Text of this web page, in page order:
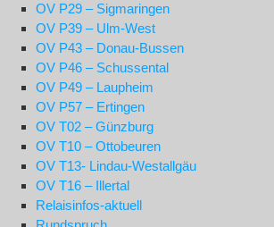
OV P29 – Sigmaringen
OV P39 – Ulm-West
OV P43 – Donau-Bussen
OV P46 – Schussental
OV P49 – Laupheim
OV P57 – Ertingen
OV T02 – Günzburg
OV T10 – Ottobeuren
OV T13- Lindau-Westallgäu
OV T16 – Illertal
Relaisinfos-aktuell